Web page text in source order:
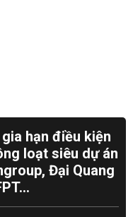
hạn điều kiện
loạt siêu dự án
Đại Quang